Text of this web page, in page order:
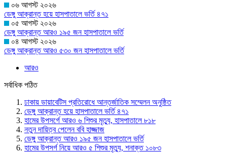
০৬ আগস্ট ২০২৬
ডেঙ্গু আক্রান্ত হয়ে হাসপাতালে ভর্তি ৪৭১
০৫ আগস্ট ২০২৬
ডেঙ্গু আক্রান্ত আরও ১৯৫ জন হাসপাতালে ভর্তি
০৪ আগস্ট ২০২৬
ডেঙ্গু আক্রান্ত আরও ৫৩০ জন হাসপাতালে ভর্তি
আরও
সর্বাধিক পঠিত
ঢাকায় ডায়াবেটিস প্রতিরোধে আন্তর্জাতিক সম্মেলন অনুষ্ঠিত
ডেঙ্গু আক্রান্ত হয়ে হাসপাতালে ভর্তি ৪৭১
হামের উপসর্গে আরও ৬ শিশুর মৃত্যু, হাসপাতালে ৮১৮
নতুন দায়িত্ব পেলেন ববি হাজ্জাজ
ডেঙ্গু আক্রান্ত আরও ১৯৫ জন হাসপাতালে ভর্তি
হামের উপসর্গ নিয়ে আরও ৫ শিশুর মৃত্যু, শনাক্ত ১০৮৩